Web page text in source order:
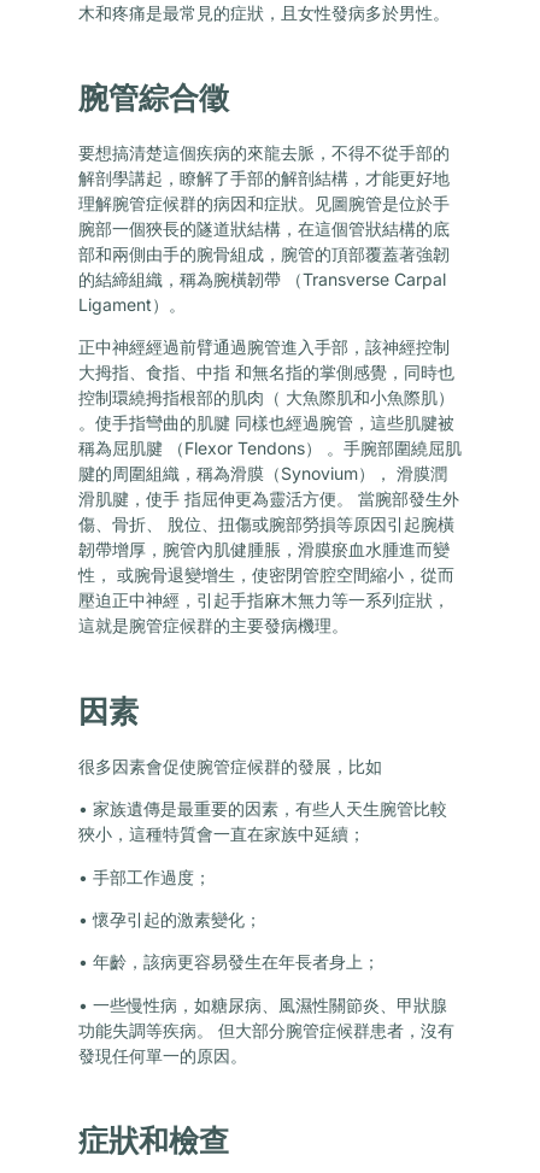
木和疼痛是最常見的症狀，且女性發病多於男性。
腕管綜合徵
要想搞清楚這個疾病的來龍去脈，不得不從手部的
解剖學講起，瞭解了手部的解剖結構，才能更好地
理解腕管症候群的病因和症狀。见圖腕管是位於手
腕部一個狹長的隧道狀結構，在這個管狀結構的底
部和兩側由手的腕骨組成，腕管的頂部覆蓋著強韌
的結締組織，稱為腕橫韌帶 （Transverse Carpal
Ligament）。
正中神經經過前臂通過腕管進入手部，該神經控制
大拇指、食指、中指 和無名指的掌側感覺，同時也
控制環繞拇指根部的肌肉（ 大魚際肌和小魚際肌）
。使手指彎曲的肌腱 同樣也經過腕管，這些肌腱被
稱為屈肌腱 （Flexor Tendons） 。手腕部圍繞屈肌
腱的周圍組織，稱為滑膜（Synovium）， 滑膜潤
滑肌腱，使手 指屈伸更為靈活方便。 當腕部發生外
傷、骨折、 脫位、扭傷或腕部勞損等原因引起腕橫
韌帶增厚，腕管內肌健腫脹，滑膜瘀血水腫進而變
性， 或腕骨退變增生，使密閉管腔空間縮小，從而
壓迫正中神經，引起手指麻木無力等一系列症狀，
這就是腕管症候群的主要發病機理。
因素
很多因素會促使腕管症候群的發展，比如
• 家族遺傳是最重要的因素，有些人天生腕管比較
狹小，這種特質會一直在家族中延續；
• 手部工作過度；
• 懷孕引起的激素變化；
• 年齡，該病更容易發生在年長者身上；
• 一些慢性病，如糖尿病、風濕性關節炎、甲狀腺
功能失調等疾病。 但大部分腕管症候群患者，沒有
發現任何單一的原因。
症狀和檢查